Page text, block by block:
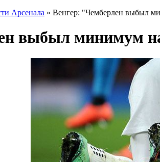
Арсенала » Венгер: "Чемберлен выбыл
выбыл минимум